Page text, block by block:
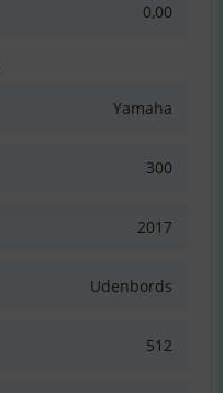
0,00
Yamaha
300
2017
Udenbords
512